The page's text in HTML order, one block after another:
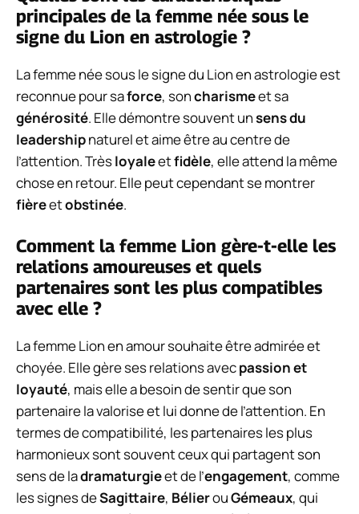
principales de la femme née sous le
signe du Lion en astrologie ?
La femme née sous le signe du Lion en astrologie est
reconnue pour saforce, soncharismeet sa
générosité. Elle démontre souvent unsens du
leadershipnaturel et aime être au centre de
l’attention. Trèsloyaleetfidèle, elle attend la même
chose en retour. Elle peut cependant se montrer
fièreetobstinée.
Comment la femme Lion gère-t-elle les
relations amoureuses et quels
partenaires sont les plus compatibles
avec elle ?
La femme Lion en amour souhaite être admirée et
choyée. Elle gère ses relations avecpassion et
loyauté, mais elle a besoin de sentir que son
partenaire la valorise et lui donne de l’attention. En
termes de compatibilité, les partenaires les plus
harmonieux sont souvent ceux qui partagent son
sens de ladramaturgieet de l’engagement, comme
les signes deSagittaire, BélierouGémeaux, qui